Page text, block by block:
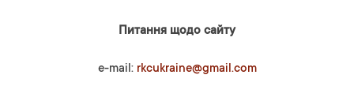
Питання щодо сайту
e-mail: rkcukraine@gmail.com